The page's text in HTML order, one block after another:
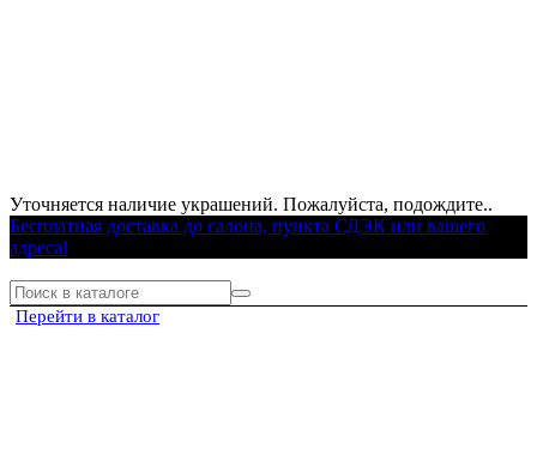
Уточняется наличие украшений. Пожалуйста, подождите..
Бесплатная доставка до салона, пункта СДЭК или вашего
адреса!
Перейти в каталог